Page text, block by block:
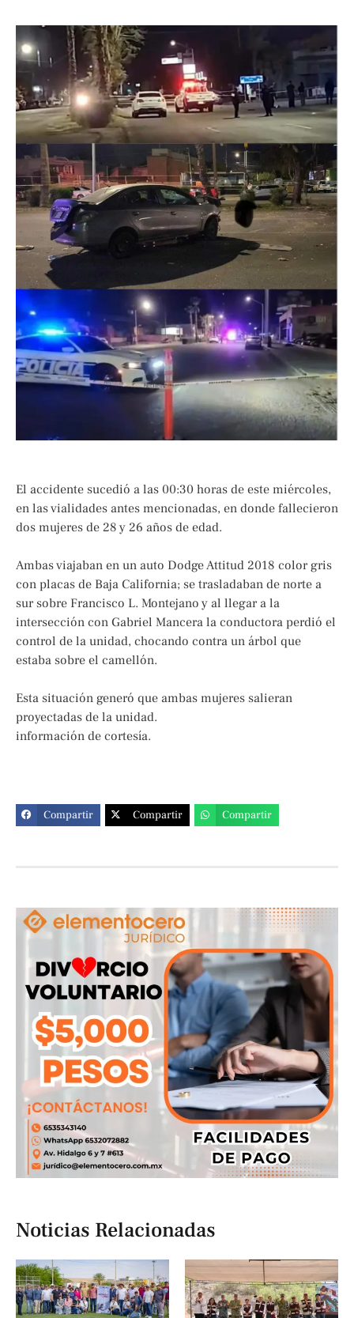
El accidente sucedió a las 00:30 horas de este miércoles,
en las vialidades antes mencionadas, en donde fallecieron
dos mujeres de 28 y 26 años de edad.
Ambas viajaban en un auto Dodge Attitud 2018 color gris
con placas de Baja California; se trasladaban de norte a
sur sobre Francisco L. Montejano y al llegar a la
intersección con Gabriel Mancera la conductora perdió el
control de la unidad, chocando contra un árbol que
estaba sobre el camellón.
Esta situación generó que ambas mujeres salieran
proyectadas de la unidad.
información de cortesía.
Compartir Compartir Compartir
Noticias Relacionadas